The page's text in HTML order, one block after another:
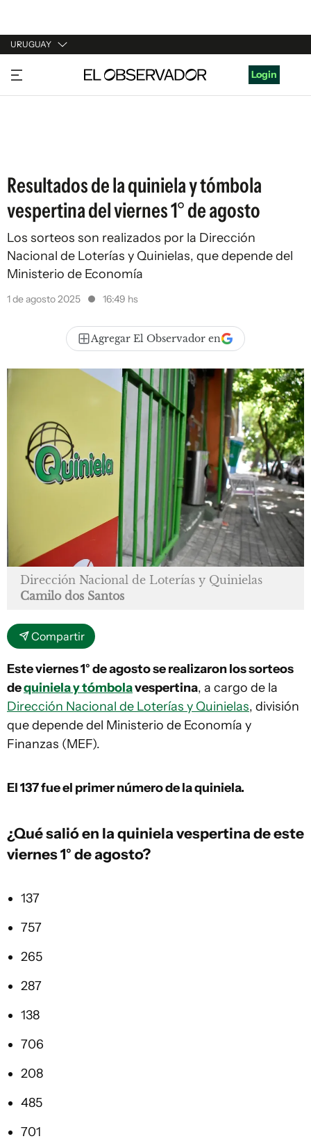
URUGUAY
URUGUAY
ARGENTINA
Login
Resultados de la quiniela y tómbola
vespertina del viernes 1° de agosto
Los sorteos son realizados por la Dirección
Nacional de Loterías y Quinielas, que depende del
Ministerio de Economía
1 de agosto 2025 16:49 hs
Agregar El Observador en
Dirección Nacional de Loterías y Quinielas
Camilo dos Santos
Compartir
Este viernes 1° de agosto se realizaron los sorteos
dequiniela y tómbolavespertina, a cargo de la
Dirección Nacional de Loterías y Quinielas, división
que depende del Ministerio de Economía y
Finanzas (MEF).
El 137fue el primer número de la quiniela.
¿Qué salió en laquiniela vespertinade este
viernes 1° de agosto?
137
757
265
287
138
706
208
485
701